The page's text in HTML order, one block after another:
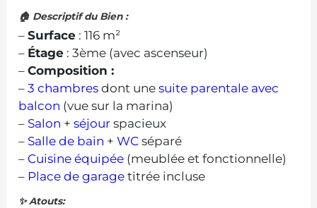
🏠 Descriptif du Bien :
–Surface : 116 m²
– Étage : 3ème (avec ascenseur)
–Composition :
–3 chambres dont unesuite parentale avec
balcon (vue sur la marina)
– Salon +séjour spacieux
– Salle de bain +WC séparé
– Cuisine équipée (meublée et fonctionnelle)
– Place de garage titrée incluse
✨ Atouts: